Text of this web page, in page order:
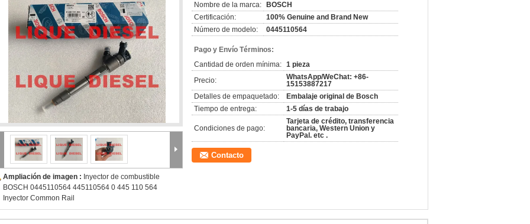
Ampliación de imagen : Inyector de combustible
BOSCH 0445110564 445110564 0 445 110 564
Inyector Common Rail
Nombre de la marca:
BOSCH
Certificación:
100% Genuine and Brand New
Número de modelo:
0445110564
Pago y Envío Términos:
Cantidad de orden mínima: 1 pieza
Precio:
WhatsApp/WeChat: +86-
15153887217
Detalles de empaquetado:
Embalaje original de Bosch
Tiempo de entrega:
1-5 días de trabajo
Condiciones de pago:
Tarjeta de crédito, transferencia
bancaria, Western Union y
PayPal. etc .
Contacto